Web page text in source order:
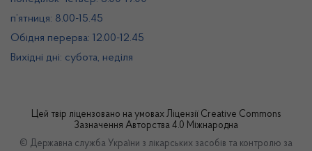
п’ятниця: 8.00-15.45
Обідня перерва: 12.00-12.45
Вихідні дні: субота, неділя
Цей твір ліцензовано на умовах Ліцензії Creative Commons
Зазначення Авторства 4.0 Міжнародна
© Державна служба України з лікарських засобів та контролю за